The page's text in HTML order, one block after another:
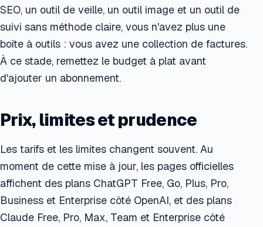
SEO, un outil de veille, un outil image et un outil de
suivi sans méthode claire, vous n'avez plus une
boîte à outils : vous avez une collection de factures.
À ce stade, remettez le budget à plat avant
d'ajouter un abonnement.
Prix, limites et prudence
Les tarifs et les limites changent souvent. Au
moment de cette mise à jour, les pages officielles
affichent des plans ChatGPT Free, Go, Plus, Pro,
Business et Enterprise côté OpenAI, et des plans
Claude Free, Pro, Max, Team et Enterprise côté